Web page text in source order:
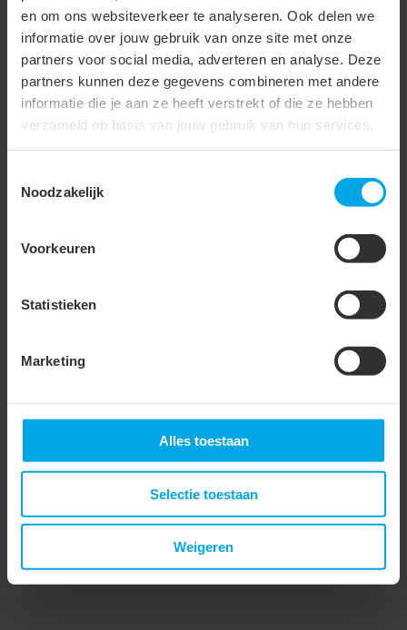
en om ons websiteverkeer te analyseren. Ook delen we
informatie over jouw gebruik van onze site met onze
partners voor social media, adverteren en analyse. Deze
partners kunnen deze gegevens combineren met andere
informatie die je aan ze heeft verstrekt of die ze hebben
verzameld op basis van jouw gebruik van hun services.
Noodzakelijk
Voorkeuren
Statistieken
Marketing
Alles toestaan
Selectie toestaan
Weigeren
Samenstelling geleider
Meerdere
Oppervlaktebescherming
Vertind
Aantal bevestigingsgaten
1
AWG-maat
750 kcmil
Type geleider
Meerdradig
Invoer diameter (D1)
(d2)
Lengte kabelschoen
DIN-norm
DIN 46234
Waterdicht
Met inspectiegat
Easy entry